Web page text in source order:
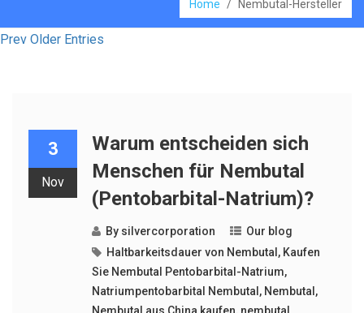
Home / Nembutal-Hersteller
Prev Older Entries
3
Nov
Warum entscheiden sich
Menschen für Nembutal
(Pentobarbital-Natrium)?
By silvercorporation
Our blog
Haltbarkeitsdauer von Nembutal , Kaufen
Sie Nembutal Pentobarbital-Natrium,
Natriumpentobarbital Nembutal , Nembutal ,